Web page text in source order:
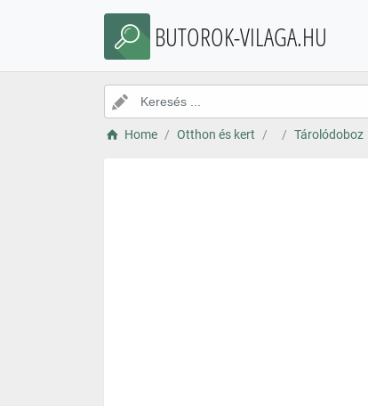
BUTOROK-VILAGA.HU
Home Otthon és kert Tárolódoboz